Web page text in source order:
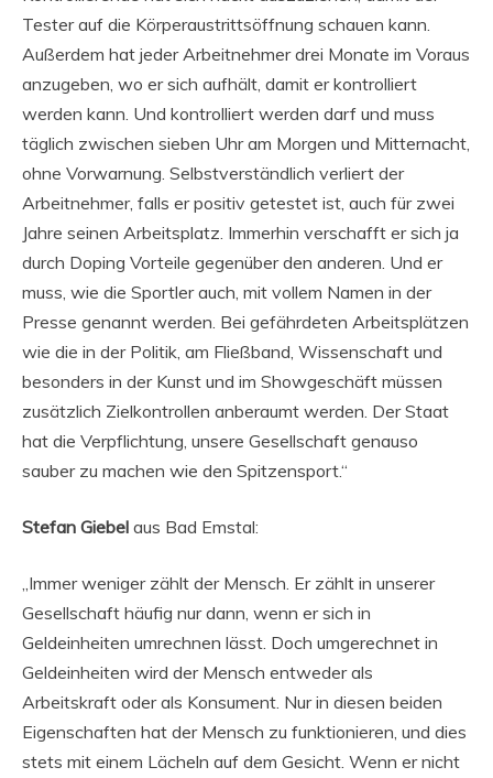
Tester auf die Körperaustrittsöffnung schauen kann.
Außerdem hat jeder Arbeitnehmer drei Monate im Voraus
anzugeben, wo er sich aufhält, damit er kontrolliert
werden kann. Und kontrolliert werden darf und muss
täglich zwischen sieben Uhr am Morgen und Mitternacht,
ohne Vorwarnung. Selbstverständlich verliert der
Arbeitnehmer, falls er positiv getestet ist, auch für zwei
Jahre seinen Arbeitsplatz. Immerhin verschafft er sich ja
durch Doping Vorteile gegenüber den anderen. Und er
muss, wie die Sportler auch, mit vollem Namen in der
Presse genannt werden. Bei gefährdeten Arbeitsplätzen
wie die in der Politik, am Fließband, Wissenschaft und
besonders in der Kunst und im Showgeschäft müssen
zusätzlich Zielkontrollen anberaumt werden. Der Staat
hat die Verpflichtung, unsere Gesellschaft genauso
sauber zu machen wie den Spitzensport.“
Stefan Giebel aus Bad Emstal:
„Immer weniger zählt der Mensch. Er zählt in unserer
Gesellschaft häufig nur dann, wenn er sich in
Geldeinheiten umrechnen lässt. Doch umgerechnet in
Geldeinheiten wird der Mensch entweder als
Arbeitskraft oder als Konsument. Nur in diesen beiden
Eigenschaften hat der Mensch zu funktionieren, und dies
stets mit einem Lächeln auf dem Gesicht. Wenn er nicht